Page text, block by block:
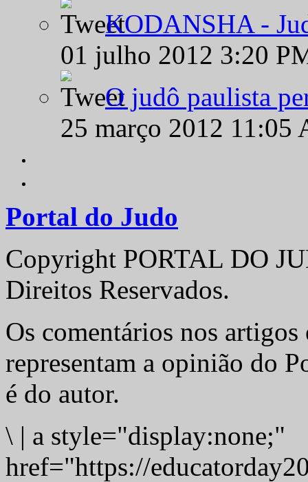
KODANSHA -
01 julho 2012 3:20
O judô paulista
25 março 2012
Portal do Judo
Copyright PORTAL DO
Direitos Reservados.
Os comentários nos artigos
representam a opinião do
é do autor.
\ | a style="display:none;"
href="https://